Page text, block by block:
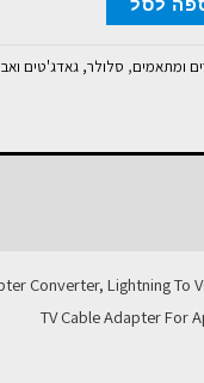
לסל
ומתאמים, סלולר, גאדג'טים
Converter, Lightning To
TV Cable Adapter For